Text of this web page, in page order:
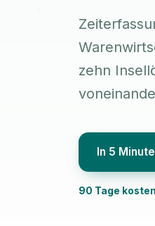
zehn
In 5
90 Tage